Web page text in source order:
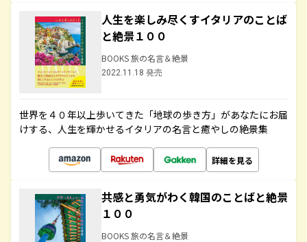
人生を楽しみ尽くすイタリアのことば
と絶景１００
BOOKS 旅の名言＆絶景
2022.11.18 発売
世界を４０年以上歩いてきた「地球の歩き方」があなたにお届
けする、人生を輝かせるイタリアの名言と癒やしの絶景集
詳細を見る
共感と勇気がわく韓国のことばと絶景
１００
BOOKS 旅の名言＆絶景